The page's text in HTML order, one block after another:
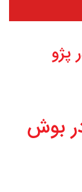
پژو
بوش